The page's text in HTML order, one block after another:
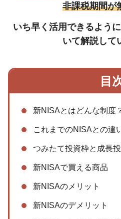
非課税期間が
いち早く活用できるように
いて解説して
目
新NISAとはどんな制度
これまでのNISAとの違
つみたて投資枠と成長
新NISAで買える商品
新NISAのメリット
新NISAのデメリット